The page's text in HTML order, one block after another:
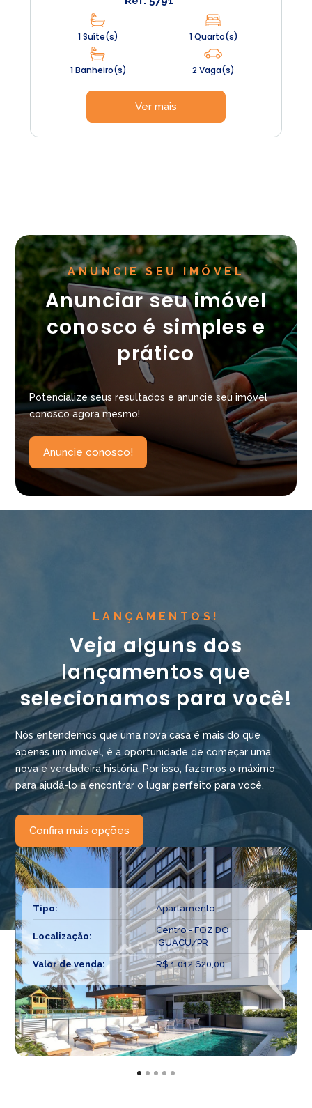
1 Suíte(s) 1 Quarto(s)
1 Banheiro(s) 2 Vaga(s)
Ver mais
ANUNCIE SEU IMÓVEL
Anunciar seu imóvel
conosco é simples e
prático
Potencialize seus resultados e anuncie seu imóvel
conosco agora mesmo!
Anuncie conosco!
LANÇAMENTOS!
Veja alguns dos
lançamentos que
selecionamos para você!
Nós entendemos que uma nova casa é mais do que
apenas um imóvel, é a oportunidade de começar uma
nova e verdadeira história. Por isso, fazemos o máximo
para ajudá-lo a encontrar o lugar perfeito para você.
Confira mais opções
Tipo: Apartamento
Localização:
Centro - FOZ DO
IGUACU/PR
Valor de venda: R$ 1.012.620,00